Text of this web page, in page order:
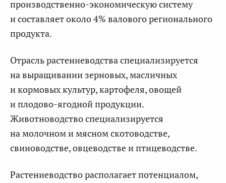
производственно-экономическую систему
и составляет около 4% валового регионального
продукта.
Отрасль растениеводства специализируется
на выращивании зерновых, масличных
и кормовых культур, картофеля, овощей
и плодово-ягодной продукции.
Животноводство специализируется
на молочном и мясном скотоводстве,
свиноводстве, овцеводстве и птицеводстве.
Растениеводство располагает потенциалом,